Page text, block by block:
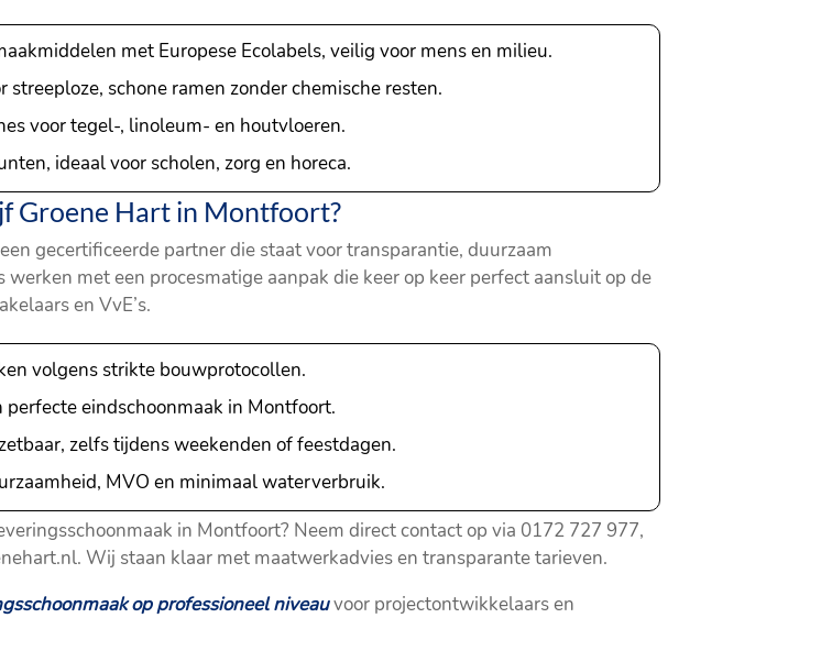
met Europese Ecolabels, veilig voor mens en milieu.
streeploze, schone ramen zonder chemische resten.
voor tegel-, linoleum- en houtvloeren.
ideaal voor scholen, zorg en horeca.
Groene Hart in Montfoort?
gecertificeerde partner die staat voor transparantie, duurzaam
met een procesmatige aanpak die keer op keer perfect aansluit op de
en VvE’s.
volgens strikte bouwprotocollen.
eindschoonmaak in Montfoort.
zelfs tijdens weekenden of feestdagen.
MVO en minimaal waterverbruik.
in Montfoort? Neem direct contact op via 0172 727 977,
Wij staan klaar met maatwerkadvies en transparante tarieven.
op professioneel niveauvoor projectontwikkelaars en